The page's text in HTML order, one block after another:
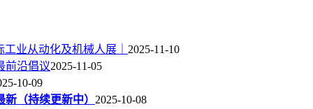
业从动化及机械人展｜ 2025-11-10
前沿倡议2025-11-05
10-09
（持续更新中） 2025-10-08